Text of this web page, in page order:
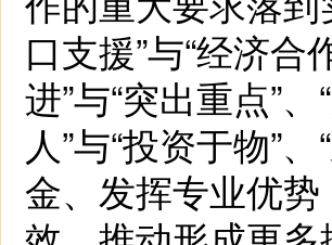
口支援”与“经济合
进”与“突出重点”
人”与“投资于物”
金、发挥专业优